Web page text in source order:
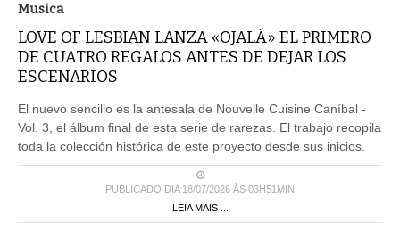
Musica
LOVE OF LESBIAN LANZA «OJALÁ» EL PRIMERO
DE CUATRO REGALOS ANTES DE DEJAR LOS
ESCENARIOS
El nuevo sencillo es la antesala de Nouvelle Cuisine Caníbal -
Vol. 3, el álbum final de esta serie de rarezas. El trabajo recopila
toda la colección histórica de este proyecto desde sus inicios.
PUBLICADO DIA 18/07/2026 ÀS 03H51MIN
LEIA MAIS ...